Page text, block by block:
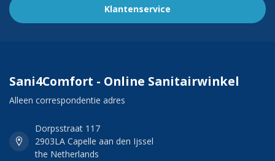
Klantenservice
Sani4Comfort - Online Sanitairwinkel
Alleen correspondentie adres
Dorpsstraat 117
2903LA Capelle aan den Ijssel
the Netherlands